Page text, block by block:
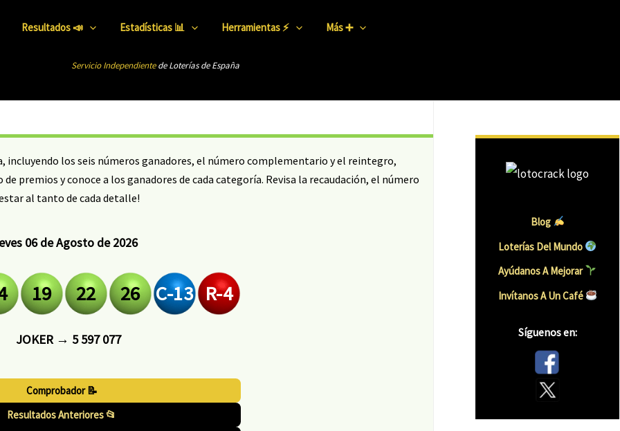
Resultados 📣 Estadísticas 📊 Herramientas ⚡ Más ➕
Servicio Independiente de Loterías de España
los seis números ganadores, el número complementario y el reintegro,
premios y conoce a los ganadores de cada categoría. Revisa la recaudación, el número
al tanto de cada detalle!
06 de Agosto de 2026
19 22 26 C-13 R-4
JOKER → 5 597 077
Comprobador 📝
Resultados Anteriores 📂
Blog
Loterías Del Mundo
Ayúdanos A Mejorar
Invítanos A Un CafÉ
Síguenos en: